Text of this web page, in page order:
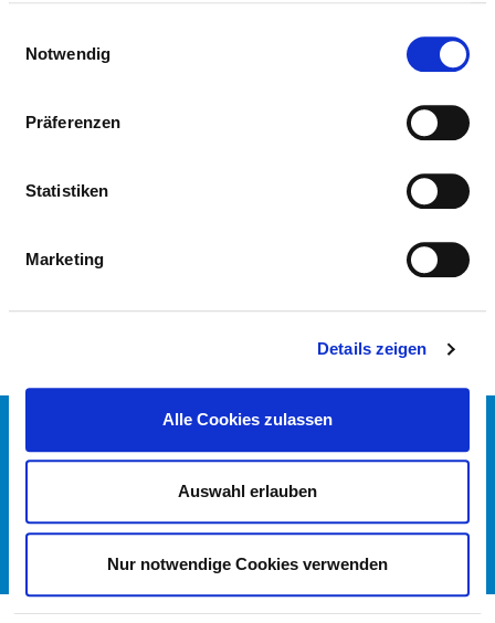
Notwendig
Präferenzen
Statistiken
Marketing
Details zeigen
Alle Cookies zulassen
Auswahl erlauben
Nur notwendige Cookies verwenden
EQUIPMENT
EQUIPMENT
24 HR EMERGENCY
© GERMAN HOSPITAL DIRECTORY 2026
IMPRINT